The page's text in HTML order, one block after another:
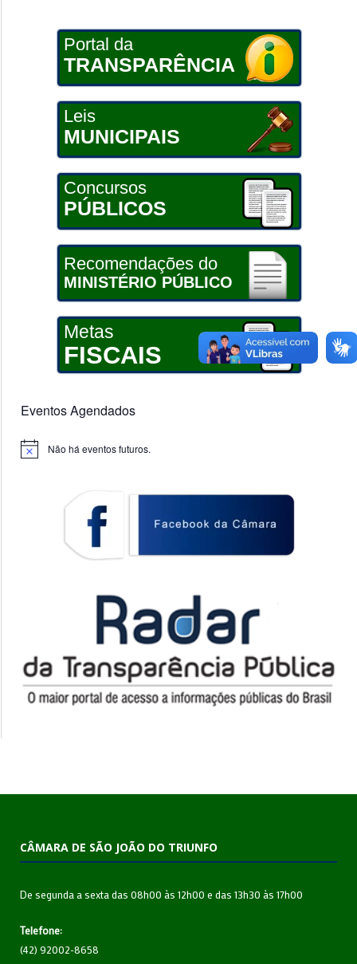
Portal da
TRANSPARÊNCIA
Leis
MUNICIPAIS
Concursos
PÚBLICOS
Recomendações do
MINISTÉRIO PÚBLICO
Metas
FISCAIS
Eventos Agendados
Notice Não há eventos futuros.
CÂMARA DE SÃO JOÃO DO TRIUNFO
De segunda a sexta das 08h00 às 12h00 e das 13h30 às 17h00
Telefone:
(42) 92002-8658